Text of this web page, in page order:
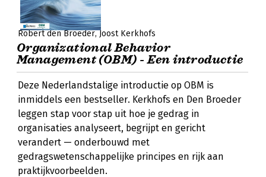
Robert den Broeder Joost Kerkhofs
Organizational Behavior
Management (OBM) - Een introductie
Deze Nederlandstalige introductie op OBM is
inmiddels een bestseller. Kerkhofs en Den Broeder
leggen stap voor stap uit hoe je gedrag in
organisaties analyseert, begrijpt en gericht
verandert — onderbouwd met
gedragswetenschappelijke principes en rijk aan
praktijkvoorbeelden.